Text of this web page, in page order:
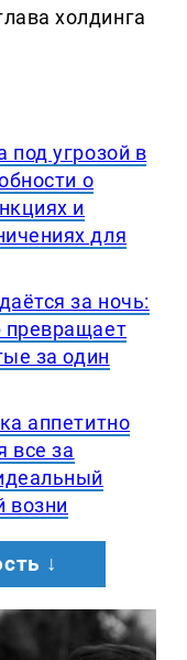
холдинга
под угрозой в
о
и
для
за ночь:
превращает
за один
аппетитно
все за
возни
↓